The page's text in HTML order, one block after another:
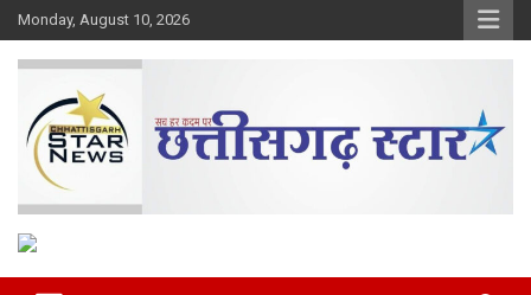
Skip
to
content
Monday, August 10, 2026
Chhattisgarh Star